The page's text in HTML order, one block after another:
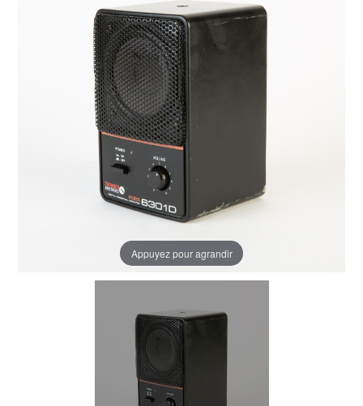
Appuyez pour agrandir